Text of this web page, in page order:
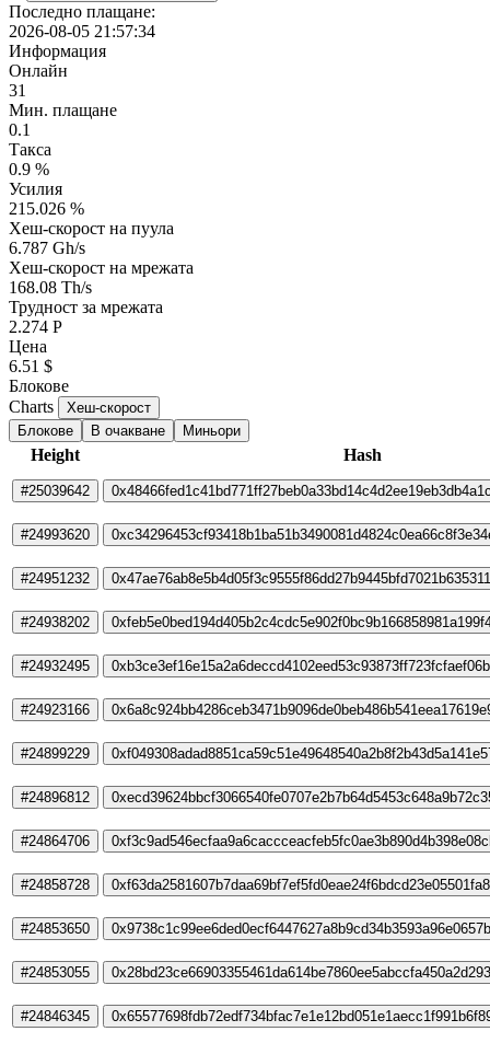
Последно плащане:
2026-08-05 21:57:34
Информация
Онлайн
31
Мин. плащане
0.1
Такса
0.9 %
Усилия
215.026 %
Хеш-скорост на пуула
6.787 Gh/s
Хеш-скорост на мрежата
168.08 Th/s
Трудност за мрежата
2.274 P
Цена
6.51 $
Блокове
Charts
Хеш-скорост
Блокове
В очакване Миньори
Height Hash
#25039642
#24993620
#24951232
#24938202
#24932495
#24923166
#24899229
#24896812
#24864706
#24858728
#24853650
#24853055
#24846345